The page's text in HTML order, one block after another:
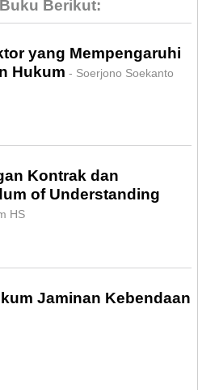
Berikut:
yang Mempengaruhi
Hukum - Soerjono Soekanto
Kontrak dan
of Understanding
HS
Jaminan Kebendaan